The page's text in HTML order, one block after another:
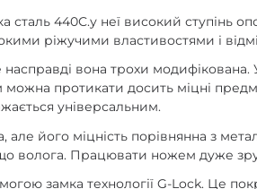
440С.у неї високий ступінь
ріжучими властивостями і
вона трохи модифікована.
протикати досить міцні
універсальним.
його міцність порівнянна з
волога. Працювати ножем дуже
замка технології G-Lock. Це